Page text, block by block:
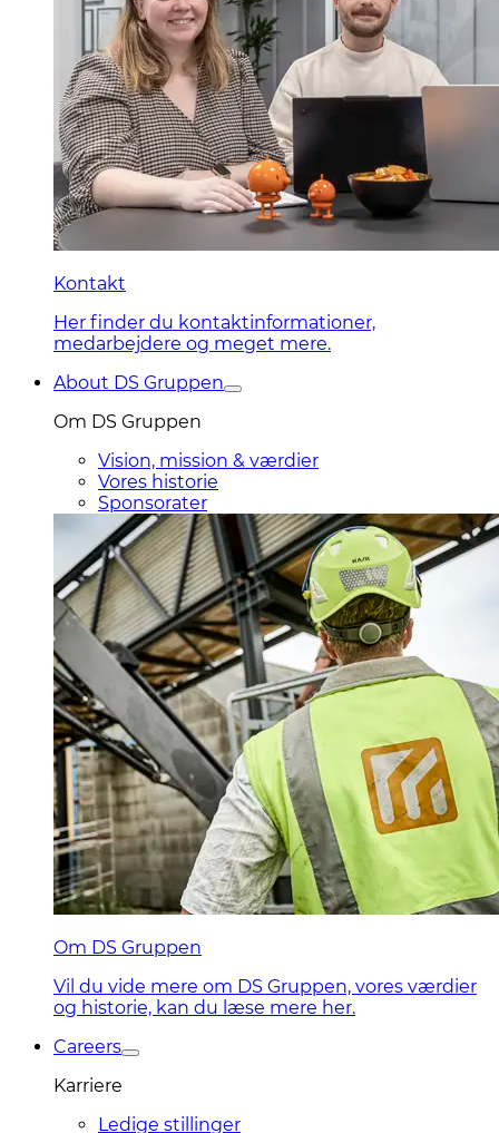
Kontakt
Her finder du kontaktinformationer,
medarbejdere og meget mere.
About DS Gruppen
Om DS Gruppen
Vision, mission & værdier
Vores historie
Sponsorater
Om DS Gruppen
Vil du vide mere om DS Gruppen, vores værdier
og historie, kan du læse mere her.
Careers
Karriere
Ledige stillinger